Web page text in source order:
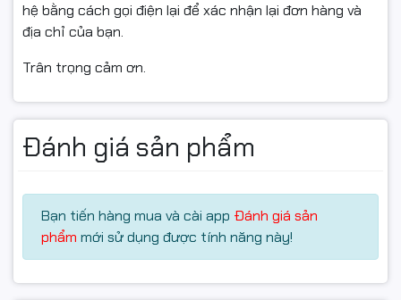
Không tích hợp VGA
onboard – Tối ưu cho PC
dùng card rời
Thuộc dòng CPU Intel “F”, sản phẩm không tích hợp
mạnh xử lý cho CPU. Đây là lựa chọn lý tưởng cho:
✅ PC Gaming
✅ PC Đồ họa cơ bản
hệ bằng cách gọi điện lại để xác nhận lại đơn hàng và
địa chỉ của bạn.
Trân trọng cảm ơn.
Đánh giá sản phẩm
Bạn tiến hàng mua và cài app Đánh giá sản
phẩm mới sử dụng được tính năng này!